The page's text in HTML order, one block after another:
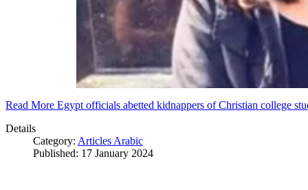
Read More Egypt officials abetted kidnappers of Christian college
Details
Category: Articles Arabic
Published: 17 January 2024